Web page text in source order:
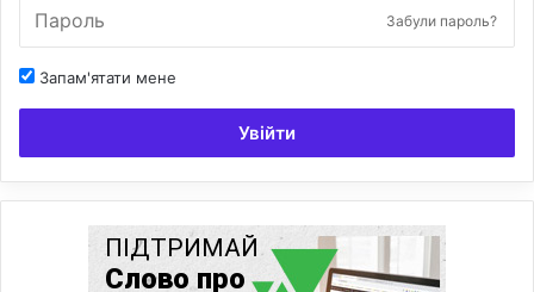
Забули пароль?
Запам'ятати мене
Увійти